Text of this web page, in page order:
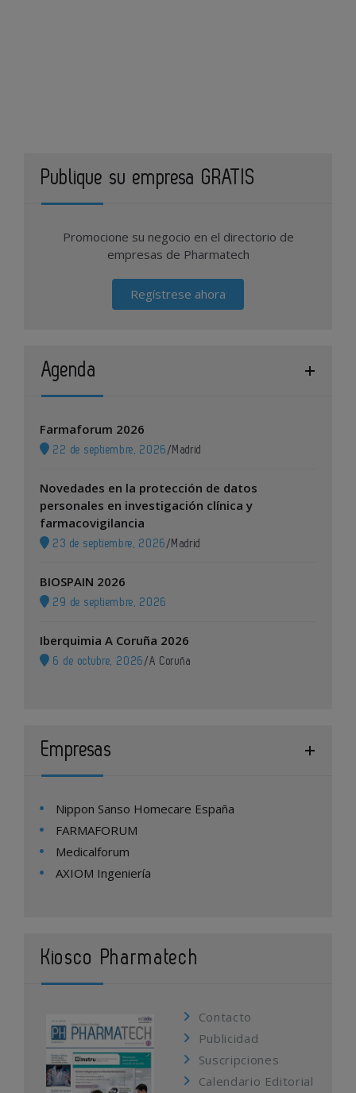
Publique su empresa GRATIS
Promocione su negocio en el directorio de
empresas de Pharmatech
Regístrese ahora
Agenda
Farmaforum 2026
22 de septiembre, 2026 / Madrid
Novedades en la protección de datos
personales en investigación clínica y
farmacovigilancia
23 de septiembre, 2026 / Madrid
BIOSPAIN 2026
29 de septiembre, 2026
Iberquimia A Coruña 2026
6 de octubre, 2026 /A Coruña
Empresas
Nippon Sanso Homecare España
FARMAFORUM
Medicalforum
AXIOM Ingeniería
Kiosco Pharmatech
Contacto
Publicidad
Suscripciones
Calendario Editorial